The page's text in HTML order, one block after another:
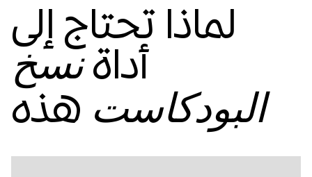
لماذا تحتاج إلى
أداةنسخ
البودكاست هذه